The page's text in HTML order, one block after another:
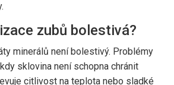
zubů bolestivá?
minerálů není bolestivý. Problémy
sklovina není schopna chránit
citlivost na teplota nebo sladké